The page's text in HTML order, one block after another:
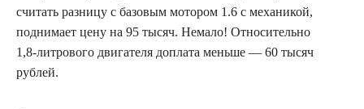
считать разницу с базовым мотором 1.6 с механикой,
поднимает цену на 95 тысяч. Немало! Относительно
1,8‑литрового двигателя доплата меньше — 60 тысяч
рублей.